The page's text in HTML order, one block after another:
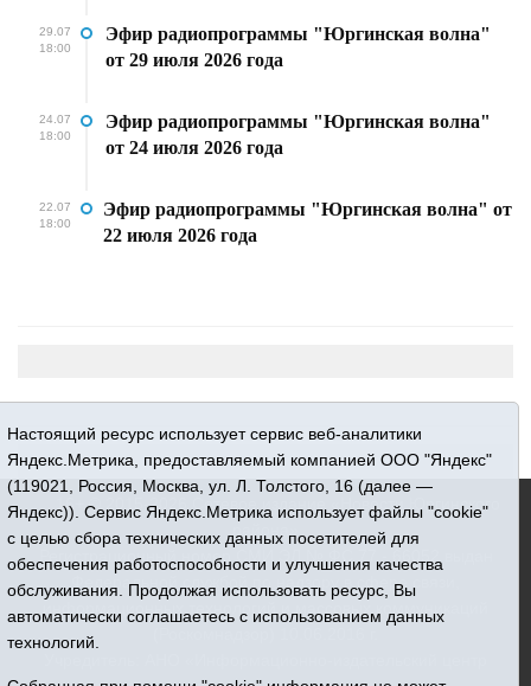
29.07
18:00
Эфир радиопрограммы "Юргинская волна"
от 29 июля 2026 года
24.07
18:00
Эфир радиопрограммы "Юргинская волна"
от 24 июля 2026 года
22.07
18:00
Эфир радиопрограммы "Юргинская волна" от
22 июля 2026 года
16+ © 2015-2026 Сетевое издание «Новости Юргинского
Регистрационный номер СМИ ЭЛ № ФС 77 - 66052 выдан
Федеральной службой по надзору в сфере связи,
Настоящий ресурс использует сервис веб-аналитики
Яндекс.Метрика, предоставляемый компанией ООО "Яндекс"
(119021, Россия, Москва, ул. Л. Толстого, 16 (далее —
Яндекс)). Сервис Яндекс.Метрика использует файлы "cookie"
с целью сбора технических данных посетителей для
обеспечения работоспособности и улучшения качества
обслуживания. Продолжая использовать ресурс, Вы
автоматически соглашаетесь с использованием данных
технологий.